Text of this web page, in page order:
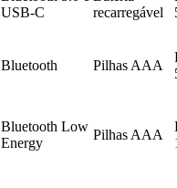
USB-C
recarregável
Bluetooth Pilhas AAA
Bluetooth Low
Energy
Pilhas AAA